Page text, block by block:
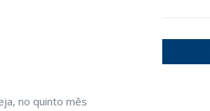
no quinto mês
Search